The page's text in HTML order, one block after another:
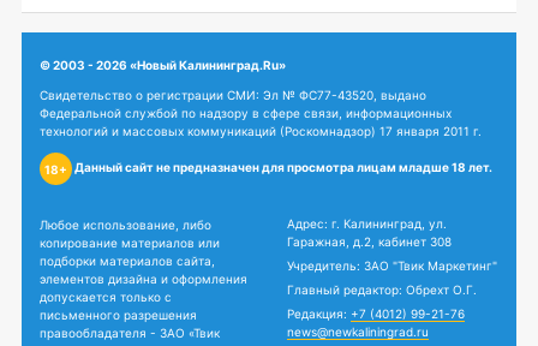
© 2003 - 2026 «Новый Калининград.Ru»
Свидетельство о регистрации СМИ: Эл № ФС77-43520, выдано
Федеральной службой по надзору в сфере связи, информационных
технологий и массовых коммуникаций (Роскомнадзор) 17 января 2011 г.
18+ Данный сайт не предназначен для просмотра лицам младше 18 лет.
Любое использование, либо
копирование материалов или
подборки материалов сайта,
элементов дизайна и оформления
допускается только с
письменного разрешения
правообладателя - ЗАО «Твик
Адрес: г. Калининград, ул.
Гаражная, д.2, кабинет 308
Учредитель: ЗАО "Твик Маркетинг"
Главный редактор: Обрехт О.Г.
Редакция: +7 (4012) 99-21-76
news@newkaliningrad.ru